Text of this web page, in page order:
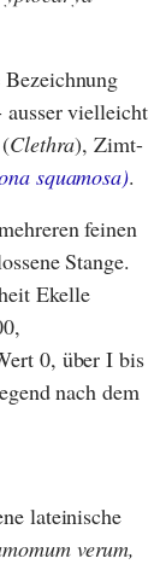
vielleicht
Clethra), Zimt-
squamosa).
feinen
Stange.
Ekelle
0, über I bis
nach dem
lateinische
verum,